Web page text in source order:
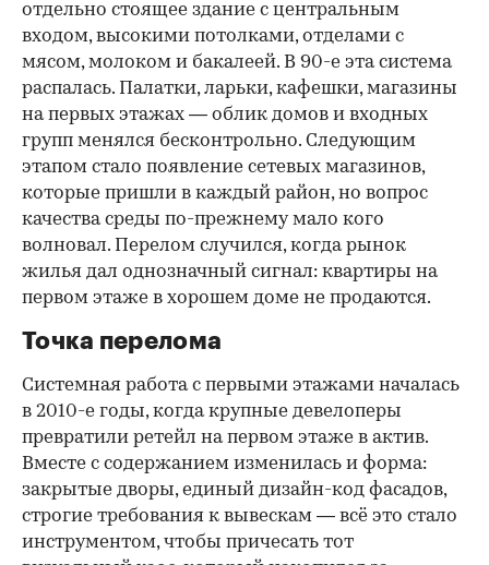
отдельно стоящее здание с центральным
входом, высокими потолками, отделами с
мясом, молоком и бакалеей. В 90-е эта система
распалась. Палатки, ларьки, кафешки, магазины
на первых этажах — облик домов и входных
групп менялся бесконтрольно. Следующим
этапом стало появление сетевых магазинов,
которые пришли в каждый район, но вопрос
качества среды по-прежнему мало кого
волновал. Перелом случился, когда рынок
жилья дал однозначный сигнал: квартиры на
первом этаже в хорошем доме не продаются.
Точка перелома
Системная работа с первыми этажами началась
в 2010-е годы, когда крупные девелоперы
превратили ретейл на первом этаже в актив.
Вместе с содержанием изменилась и форма:
закрытые дворы, единый дизайн-код фасадов,
строгие требования к вывескам — всё это стало
инструментом, чтобы причесать тот